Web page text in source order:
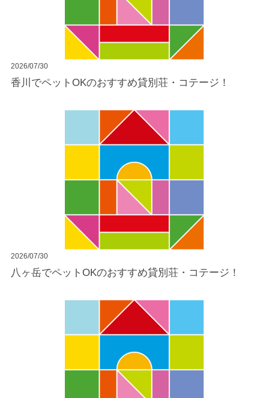
2026/07/30
香川でペットOKのおすすめ貸別荘・コテージ！
2026/07/30
八ヶ岳でペットOKのおすすめ貸別荘・コテージ！